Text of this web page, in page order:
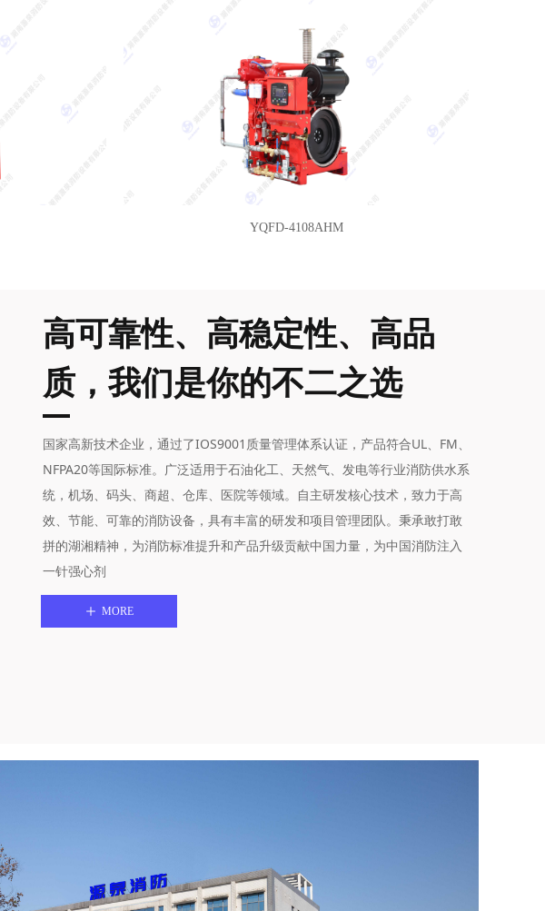
高可靠性、高稳定性、高品
质，我们是你的不二之选
ꄸ MORE
国家高新技术企业，通过了IOS9001质量管理体系认证，产品符合UL、FM、
NFPA20等国际标准。广泛适用于石油化工、天然气、发电等行业消防供水系
统，机场、码头、商超、仓库、医院等领域。自主研发核心技术，致力于高
效、节能、可靠的消防设备，具有丰富的研发和项目管理团队。秉承敢打敢
拼的湖湘精神，为消防标准提升和产品升级贡献中国力量，为中国消防注入
一针强心剂
YQFD-4108AHM